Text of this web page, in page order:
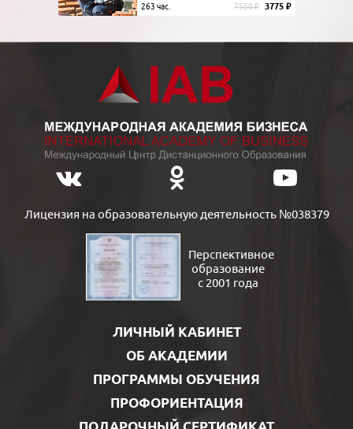
263 час. 7550 ₽ 3775 ₽
Лицензия на образовательную деятельность №038379
Перспективное
образование
с 2001 года
ЛИЧНЫЙ КАБИНЕТ
ОБ АКАДЕМИИ
ПРОГРАММЫ ОБУЧЕНИЯ
ПРОФОРИЕНТАЦИЯ